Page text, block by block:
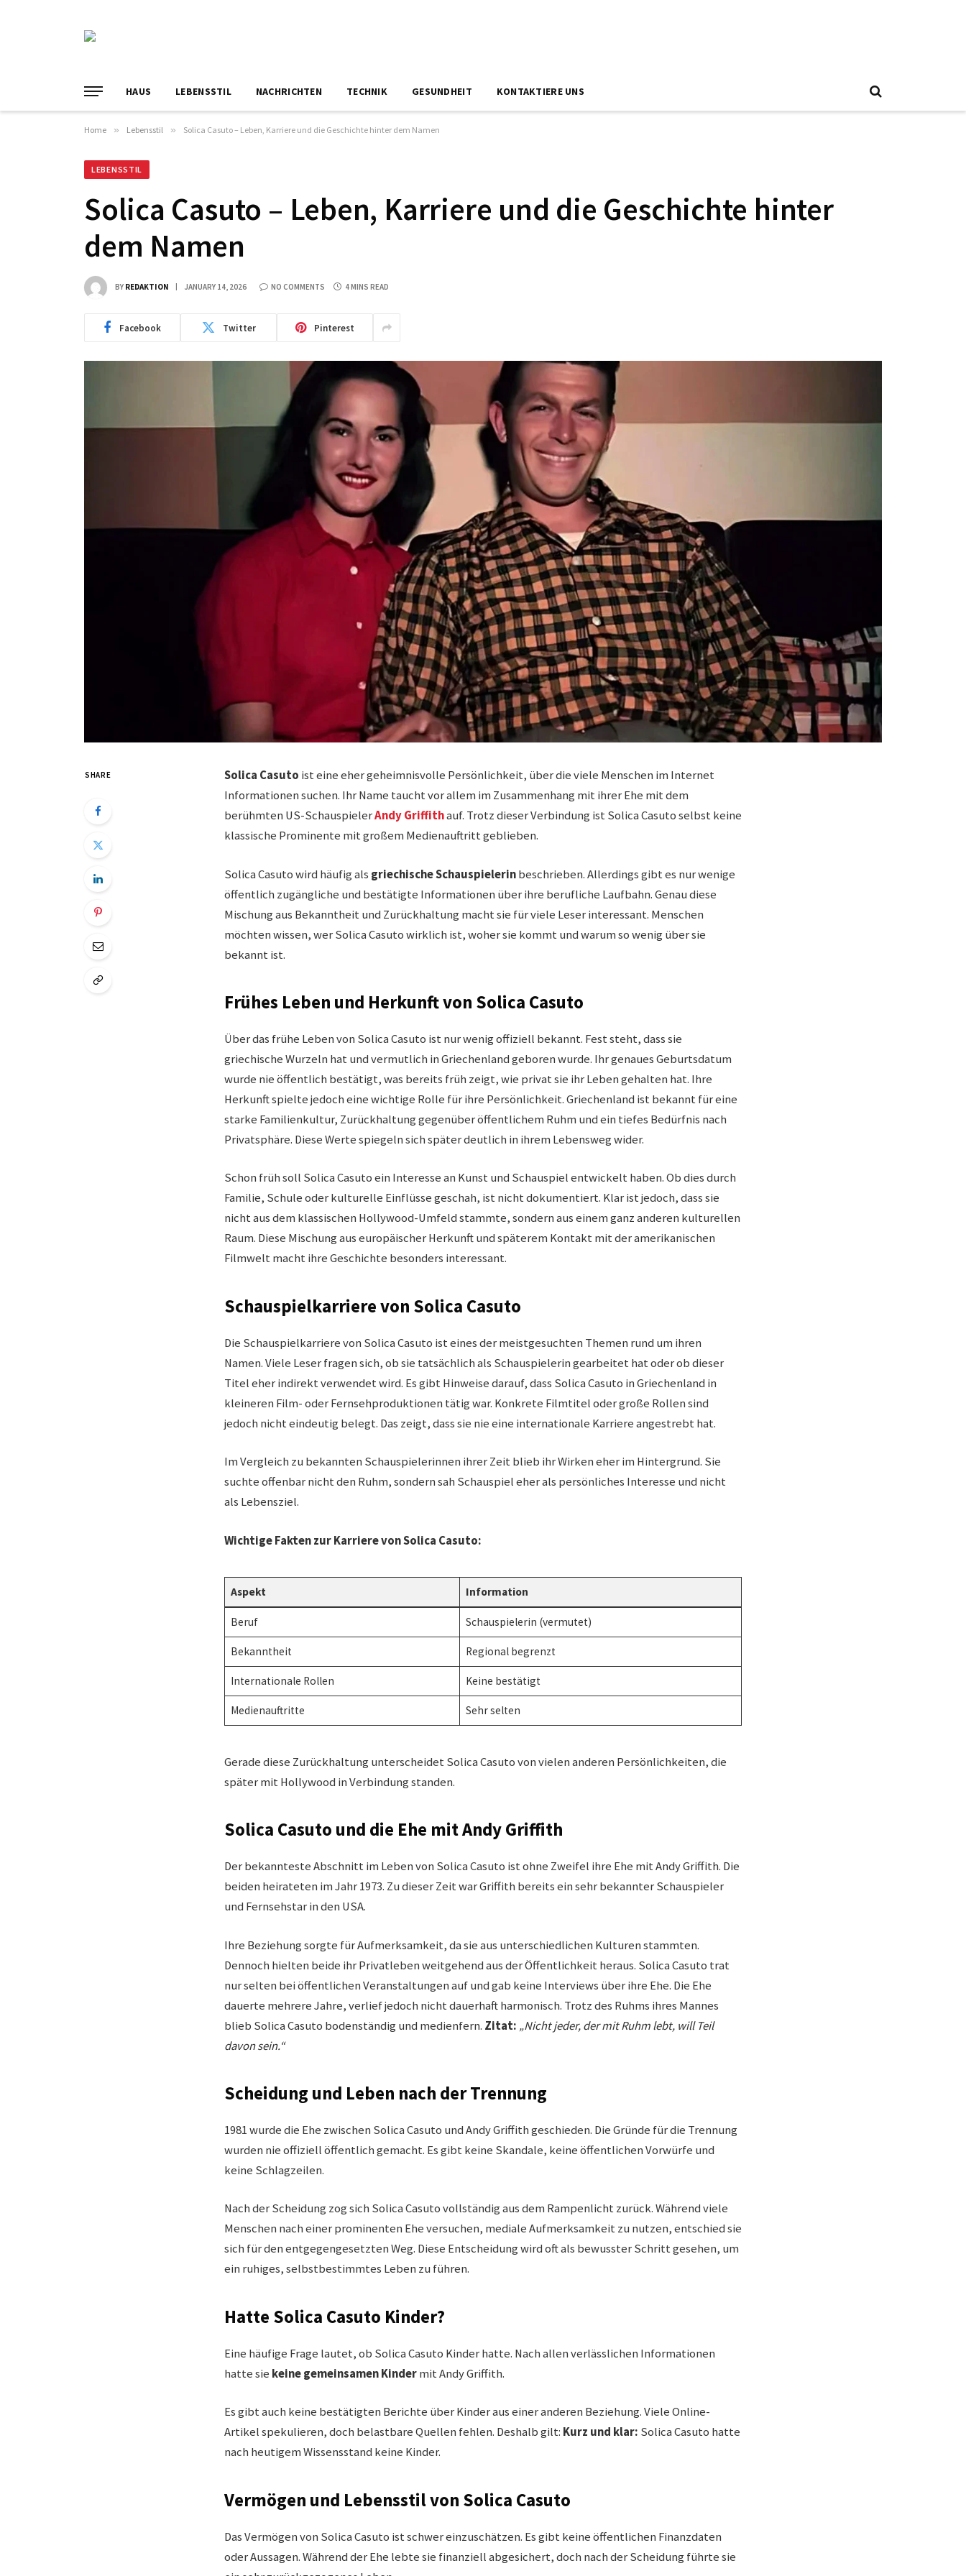
HAUS LEBENSSTIL NACHRICHTEN TECHNIK GESUNDHEIT KONTAKTIERE UNS
Home » Lebensstil » Solica Casuto – Leben, Karriere und die Geschichte hinter dem Namen
LEBENSSTIL
Solica Casuto – Leben, Karriere und die Geschichte hinter
dem Namen
BY REDAKTION JANUARY 14, 2026 NO COMMENTS 4 MINS READ
Facebook Twitter Pinterest
SHARE Solica Casuto ist eine eher geheimnisvolle Persönlichkeit, über die viele Menschen im Internet
Informationen suchen. Ihr Name taucht vor allem im Zusammenhang mit ihrer Ehe mit dem
berühmten US-SchauspielerAndy Griffithauf. Trotz dieser Verbindung ist Solica Casuto selbst keine
klassische Prominente mit großem Medienauftritt geblieben.
Solica Casuto wird häufig als griechische Schauspielerinbeschrieben. Allerdings gibt es nur wenige
öffentlich zugängliche und bestätigte Informationen über ihre berufliche Laufbahn. Genau diese
Mischung aus Bekanntheit und Zurückhaltung macht sie für viele Leser interessant. Menschen
möchten wissen, wer Solica Casuto wirklich ist, woher sie kommt und warum so wenig über sie
bekannt ist.
Frühes Leben und Herkunft von Solica Casuto
Über das frühe Leben von Solica Casuto ist nur wenig offiziell bekannt. Fest steht, dass sie
griechische Wurzeln hat und vermutlich in Griechenland geboren wurde. Ihr genaues Geburtsdatum
wurde nie öffentlich bestätigt, was bereits früh zeigt, wie privat sie ihr Leben gehalten hat. Ihre
Herkunft spielte jedoch eine wichtige Rolle für ihre Persönlichkeit. Griechenland ist bekannt für eine
starke Familienkultur, Zurückhaltung gegenüber öffentlichem Ruhm und ein tiefes Bedürfnis nach
Privatsphäre. Diese Werte spiegeln sich später deutlich in ihrem Lebensweg wider.
Schon früh soll Solica Casuto ein Interesse an Kunst und Schauspiel entwickelt haben. Ob dies durch
Familie, Schule oder kulturelle Einflüsse geschah, ist nicht dokumentiert. Klar ist jedoch, dass sie
nicht aus dem klassischen Hollywood-Umfeld stammte, sondern aus einem ganz anderen kulturellen
Raum. Diese Mischung aus europäischer Herkunft und späterem Kontakt mit der amerikanischen
Filmwelt macht ihre Geschichte besonders interessant.
Schauspielkarriere von Solica Casuto
Die Schauspielkarriere von Solica Casuto ist eines der meistgesuchten Themen rund um ihren
Namen. Viele Leser fragen sich, ob sie tatsächlich als Schauspielerin gearbeitet hat oder ob dieser
Titel eher indirekt verwendet wird. Es gibt Hinweise darauf, dass Solica Casuto in Griechenland in
kleineren Film- oder Fernsehproduktionen tätig war. Konkrete Filmtitel oder große Rollen sind
jedoch nicht eindeutig belegt. Das zeigt, dass sie nie eine internationale Karriere angestrebt hat.
Im Vergleich zu bekannten Schauspielerinnen ihrer Zeit blieb ihr Wirken eher im Hintergrund. Sie
suchte offenbar nicht den Ruhm, sondern sah Schauspiel eher als persönliches Interesse und nicht
als Lebensziel.
Wichtige Fakten zur Karriere von Solica Casuto:
Aspekt Information
Beruf Schauspielerin (vermutet)
Bekanntheit Regional begrenzt
Internationale Rollen Keine bestätigt
Medienauftritte Sehr selten
Gerade diese Zurückhaltung unterscheidet Solica Casuto von vielen anderen Persönlichkeiten, die
später mit Hollywood in Verbindung standen.
Solica Casuto und die Ehe mit Andy Griffith
Der bekannteste Abschnitt im Leben von Solica Casuto ist ohne Zweifel ihre Ehe mit Andy Griffith. Die
beiden heirateten im Jahr 1973. Zu dieser Zeit war Griffith bereits ein sehr bekannter Schauspieler
und Fernsehstar in den USA.
Ihre Beziehung sorgte für Aufmerksamkeit, da sie aus unterschiedlichen Kulturen stammten.
Dennoch hielten beide ihr Privatleben weitgehend aus der Öffentlichkeit heraus. Solica Casuto trat
nur selten bei öffentlichen Veranstaltungen auf und gab keine Interviews über ihre Ehe. Die Ehe
dauerte mehrere Jahre, verlief jedoch nicht dauerhaft harmonisch. Trotz des Ruhms ihres Mannes
blieb Solica Casuto bodenständig und medienfern. Zitat: „Nicht jeder, der mit Ruhm lebt, will Teil
davon sein.“
Scheidung und Leben nach der Trennung
1981 wurde die Ehe zwischen Solica Casuto und Andy Griffith geschieden. Die Gründe für die Trennung
wurden nie offiziell öffentlich gemacht. Es gibt keine Skandale, keine öffentlichen Vorwürfe und
keine Schlagzeilen.
Nach der Scheidung zog sich Solica Casuto vollständig aus dem Rampenlicht zurück. Während viele
Menschen nach einer prominenten Ehe versuchen, mediale Aufmerksamkeit zu nutzen, entschied sie
sich für den entgegengesetzten Weg. Diese Entscheidung wird oft als bewusster Schritt gesehen, um
ein ruhiges, selbstbestimmtes Leben zu führen.
Hatte Solica Casuto Kinder?
Eine häufige Frage lautet, ob Solica Casuto Kinder hatte. Nach allen verlässlichen Informationen
hatte sie keine gemeinsamen Kindermit Andy Griffith.
Es gibt auch keine bestätigten Berichte über Kinder aus einer anderen Beziehung. Viele Online-
Artikel spekulieren, doch belastbare Quellen fehlen. Deshalb gilt: Kurz und klar: Solica Casuto hatte
nach heutigem Wissensstand keine Kinder.
Vermögen und Lebensstil von Solica Casuto
Das Vermögen von Solica Casuto ist schwer einzuschätzen. Es gibt keine öffentlichen Finanzdaten
oder Aussagen. Während der Ehe lebte sie finanziell abgesichert, doch nach der Scheidung führte sie